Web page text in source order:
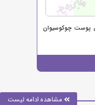
پوست چوکوسیوان
مشاهده ادامه لیست